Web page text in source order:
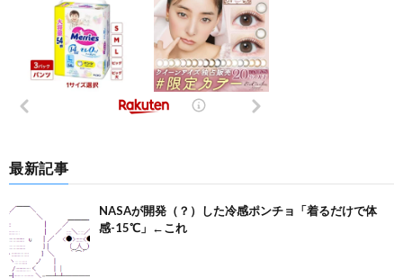
最新記事
NASAが開発（？）した冷感ポンチョ「着るだけで体
感-15℃」←これ